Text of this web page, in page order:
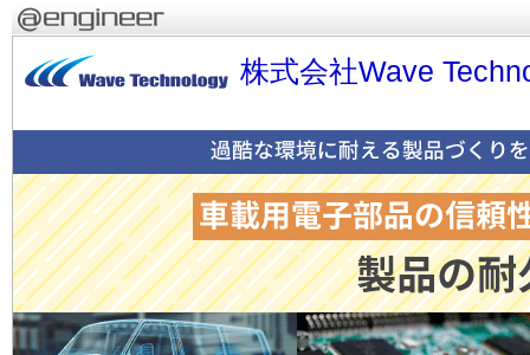
株式会社Wave